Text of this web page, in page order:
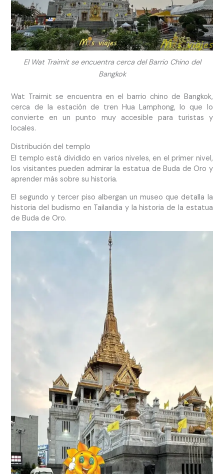
El Wat Traimit se encuentra cerca del Barrio Chino del
Bangkok
Wat Traimit se encuentra en el barrio chino de Bangkok,
cerca de la estación de tren Hua Lamphong, lo que lo
convierte en un punto muy accesible para turistas y
locales.
Distribución del templo
El templo está dividido en varios niveles, en el primer nivel,
los visitantes pueden admirar la estatua de Buda de Oro y
aprender más sobre su historia.
El segundo y tercer piso albergan un museo que detalla la
historia del budismo en Tailandia y la historia de la estatua
de Buda de Oro.